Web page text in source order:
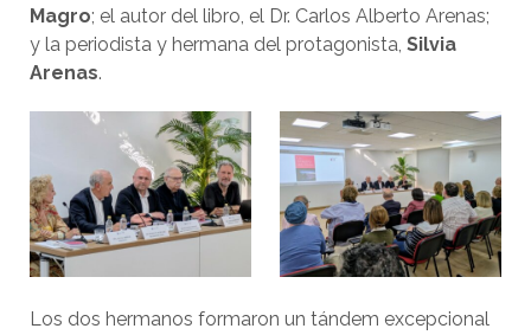
Magro; el autor del libro, el Dr. Carlos Alberto Arenas;
y la periodista y hermana del protagonista, Silvia
Arenas.
Los dos hermanos formaron un tándem excepcional